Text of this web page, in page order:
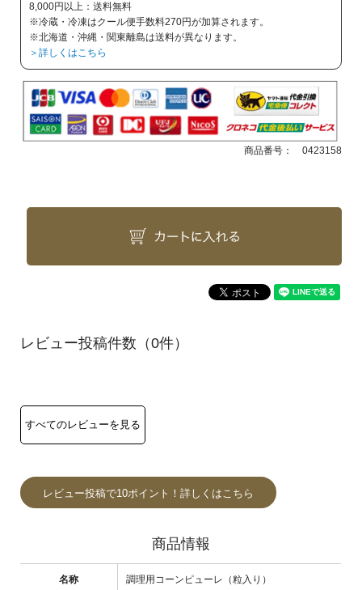
8,000円以上：送料無料
※冷蔵・冷凍はクール便手数料270円が加算されます。
※北海道・沖縄・関東離島は送料が異なります。
＞詳しくはこちら
商品番号： 0423158
（0件）
レビュー投稿で10ポイント！詳しくはこちら
商品情報
名称 調理用コーンピューレ（粒入り）